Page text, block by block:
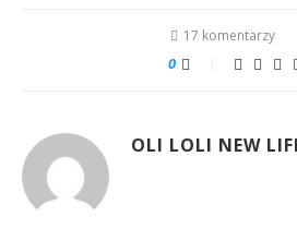
17 komentarzy
0
OLI LOLI NEW